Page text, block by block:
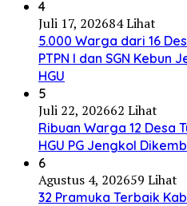
4
Juli 17, 202684 Lihat
5.000 Warga dari 16
PTPN I dan SGN Kebun
HGU
5
Juli 22, 202662 Lihat
Ribuan Warga 12 Desa
HGU PG Jengkol
6
Agustus 4, 202659 Lihat
32 Pramuka Terbaik